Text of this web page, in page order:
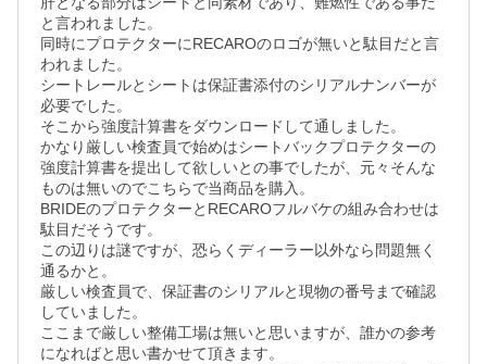
と言われました。
同時にプロテクターにRECAROのロゴが無いと駄目だと言
われました。
シートレールとシートは保証書添付のシリアルナンバーが
必要でした。
そこから強度計算書をダウンロードして通しました。
かなり厳しい検査員で始めはシートバックプロテクターの
強度計算書を提出して欲しいとの事でしたが、元々そんな
ものは無いのでこちらで当商品を購入。
BRIDEのプロテクターとRECAROフルバケの組み合わせは
駄目だそうです。
この辺りは謎ですが、恐らくディーラー以外なら問題無く
通るかと。
厳しい検査員で、保証書のシリアルと現物の番号まで確認
していました。
ここまで厳しい整備工場は無いと思いますが、誰かの参考
になればと思い書かせて頂きます。